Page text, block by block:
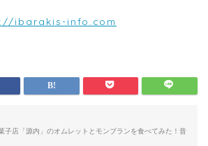
ibarakis-info.com
子店「源内」のオムレットとモンブランを食べてみた！昔